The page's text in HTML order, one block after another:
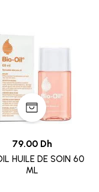
79.00 Dh
HUILE DE SOIN 60
ML